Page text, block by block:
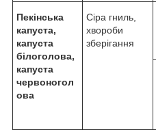
Пекінська
капуста,
капуста
білоголова,
капуста
червоногол
ова
Сіра гниль,
хвороби
зберігання